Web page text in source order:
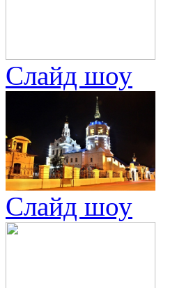
Слайд шоу
Слайд шоу